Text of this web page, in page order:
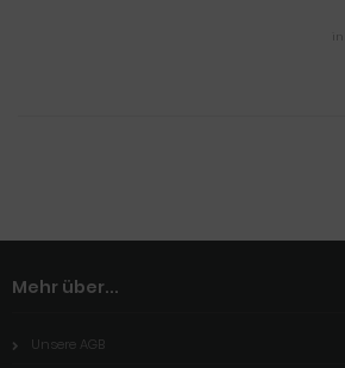
Mehr über...
Unsere AGB